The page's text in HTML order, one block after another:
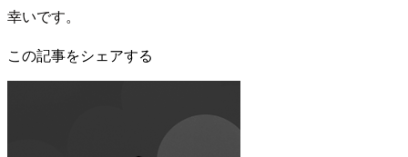
幸いです。
この記事をシェアする